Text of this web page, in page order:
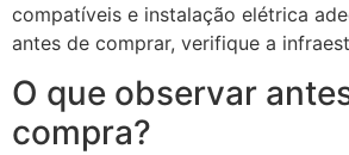
compatíveis e instalação elétrica
antes de comprar, verifique a
O que observar
compra?